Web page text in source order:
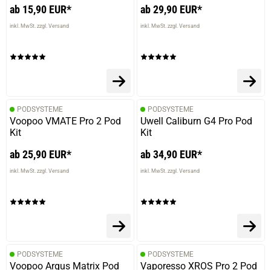
ab 15,90 EUR*
inkl. MwSt. zzgl. Versand
ab 29,90 EUR*
inkl. MwSt. zzgl. Versand
PODSYSTEME
Voopoo VMATE Pro 2 Pod
Kit
ab 25,90 EUR*
inkl. MwSt. zzgl. Versand
PODSYSTEME
Uwell Caliburn G4 Pro Pod
Kit
ab 34,90 EUR*
inkl. MwSt. zzgl. Versand
PODSYSTEME
Voopoo Argus Matrix Pod
PODSYSTEME
Vaporesso XROS Pro 2 Pod